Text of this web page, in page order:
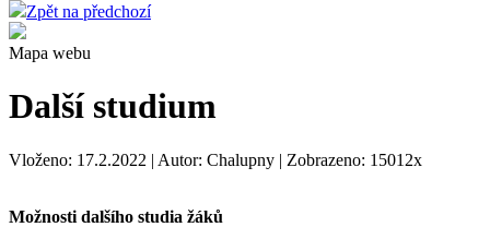
Zpět na předchozí
Mapa webu
Další studium
Vloženo: 17.2.2022 | Autor: Chalupny | Zobrazeno: 15012x
Možnosti dalšího studia žáků